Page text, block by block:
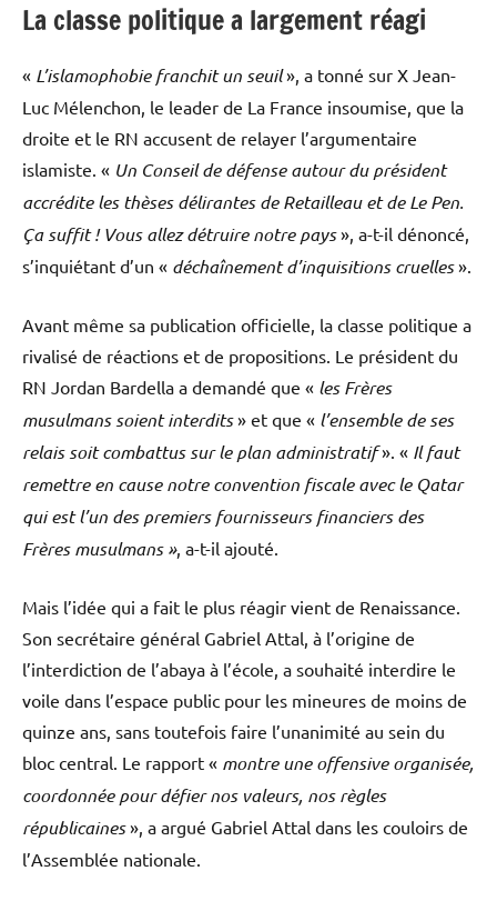
La classe politique a largement réagi
« L’islamophobie franchit un seuil», a tonné sur X Jean-
Luc Mélenchon, le leader de La France insoumise, que la
droite et le RN accusent de relayer l’argumentaire
islamiste. « Un Conseil de défense autour du président
accrédite les thèses délirantes de Retailleau et de Le Pen.
Ça suffit ! Vous allez détruire notre pays», a-t-il dénoncé,
s’inquiétant d’un « déchaînement d’inquisitions cruelles».
Avant même sa publication officielle, la classe politique a
rivalisé de réactions et de propositions. Le président du
RN Jordan Bardella a demandé que « les Frères
musulmans soient interdits» et que « l’ensemble de ses
relais soit combattus sur le plan administratif». « Il faut
remettre en cause notre convention fiscale avec le Qatar
qui est l’un des premiers fournisseurs financiers des
Frères musulmans », a-t-il ajouté.
Mais l’idée qui a fait le plus réagir vient de Renaissance.
Son secrétaire général Gabriel Attal, à l’origine de
l’interdiction de l’abaya à l’école, a souhaité interdire le
voile dans l’espace public pour les mineures de moins de
quinze ans, sans toutefois faire l’unanimité au sein du
bloc central. Le rapport « montre une offensive organisée,
coordonnée pour défier nos valeurs, nos règles
républicaines», a argué Gabriel Attal dans les couloirs de
l’Assemblée nationale.